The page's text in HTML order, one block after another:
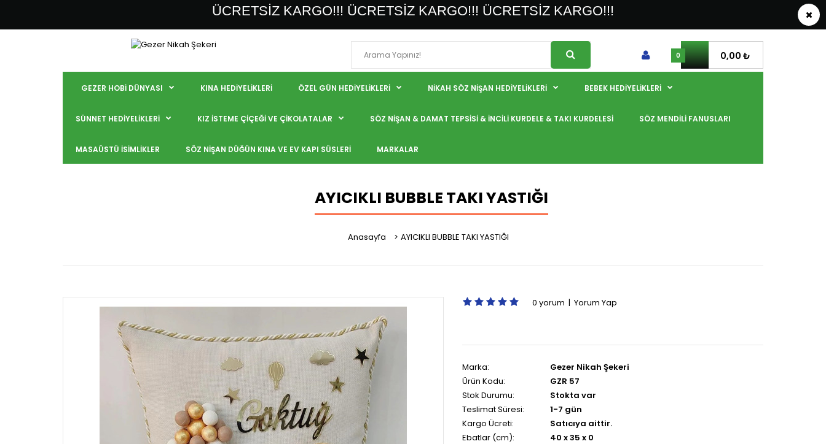
ÜCRETSİZ KARGO!!! ÜCRETSİZ KARGO!!! ÜCRETSİZ KARGO!!!
0 0,00 ₺
GEZER HOBİ DÜNYASI KINA HEDİYELİKLERİ ÖZEL GÜN HEDİYELİKLERİ NİKAH SÖZ NİŞAN HEDİYELİKLERİ BEBEK HEDİYELİKLERİ
SÜNNET HEDİYELİKLERİ KIZ İSTEME ÇİÇEĞİ VE ÇİKOLATALAR SÖZ NİŞAN & DAMAT TEPSİSİ & İNCİLİ KURDELE & TAKI KURDELESİ SÖZ MENDİLİ FANUSLARI
MASAÜSTÜ İSİMLİKLER SÖZ NİŞAN DÜĞÜN KINA VE EV KAPI SÜSLERİ MARKALAR
AYICIKLI BUBBLE TAKI YASTIĞI
Anasayfa AYICIKLI BUBBLE TAKI YASTIĞI
0 yorum | Yorum Yap
Marka:
Gezer Nikah Şekeri
Ürün Kodu:
GZR 57
Stok Durumu:
Stokta var
Teslimat Süresi:
1-7 gün
Kargo Ücreti:
Satıcıya aittir.
Ebatlar (cm):
40 x 35 x 0